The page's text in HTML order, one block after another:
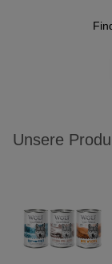
Unsere